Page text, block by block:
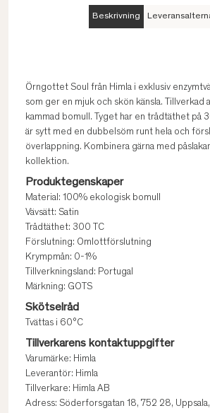
Beskrivning
Örngottet Soul från Himla i exklusiv
som ger en mjuk och skön känsla. Tillverkad
kammad bomull. Tyget har en trådtäthet på
är sytt med en dubbelsöm runt hela och
överlappning. Kombinera gärna med
kollektion.
Produktegenskaper
Material: 100% ekologisk bomull
Vävsätt: Satin
Trådtäthet: 300 TC
Förslutning: Omlottförslutning
Krympmån: 0-1%
Tillverkningsland: Portugal
Märkning: GOTS
Skötselråd
Tvättas i 60°C
Tillverkarens kontaktuppgifter
Varumärke: Himla
Leverantör: Himla
Tillverkare: Himla AB
Adress: Söderforsgatan 18, 752 28,